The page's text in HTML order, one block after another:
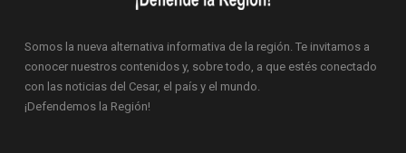
Somos la nueva alternativa informativa de la región. Te invitamos a
conocer nuestros contenidos y, sobre todo, a que estés conectado
con las noticias del Cesar, el país y el mundo.
¡Defendemos la Región!